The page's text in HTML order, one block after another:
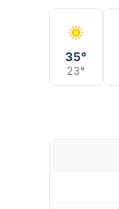
35°
23°